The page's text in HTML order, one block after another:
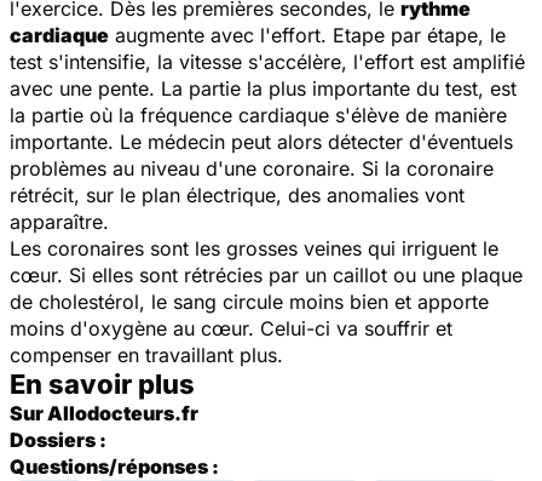
l'exercice. Dès les premières secondes, le rythme
cardiaque augmente avec l'effort. Etape par étape, le
test s'intensifie, la vitesse s'accélère, l'effort est amplifié
avec une pente. La partie la plus importante du test, est
la partie où la fréquence cardiaque s'élève de manière
importante. Le médecin peut alors détecter d'éventuels
problèmes au niveau d'une coronaire. Si la coronaire
rétrécit, sur le plan électrique, des anomalies vont
apparaître.
Les coronaires sont les grosses veines qui irriguent le
cœur. Si elles sont rétrécies par un caillot ou une plaque
de cholestérol, le sang circule moins bien et apporte
moins d'oxygène au cœur. Celui-ci va souffrir et
compenser en travaillant plus.
En savoir plus
Sur Allodocteurs.fr
Dossiers :
Questions/réponses :